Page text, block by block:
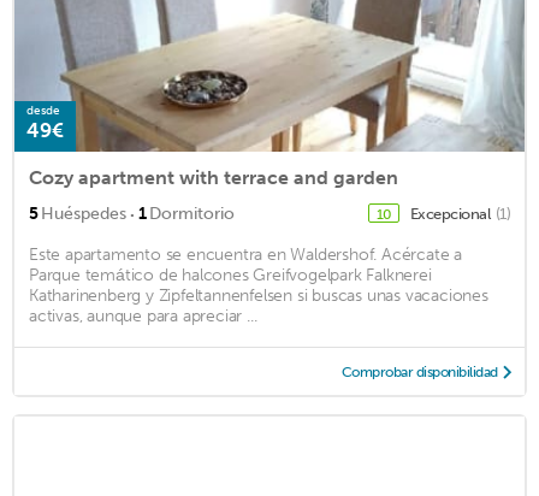
desde
49€
Cozy apartment with terrace and garden
5Huéspedes · 1Dormitorio 10 Excepcional (1)
Este apartamento se encuentra en Waldershof. Acércate a
Parque temático de halcones Greifvogelpark Falknerei
Katharinenberg y Zipfeltannenfelsen si buscas unas vacaciones
activas, aunque para apreciar ...
Comprobar disponibilidad